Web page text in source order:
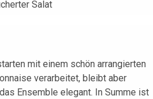
mit einem schön arrangierten
verarbeitet, bleibt aber
Ensemble elegant. In Summe ist